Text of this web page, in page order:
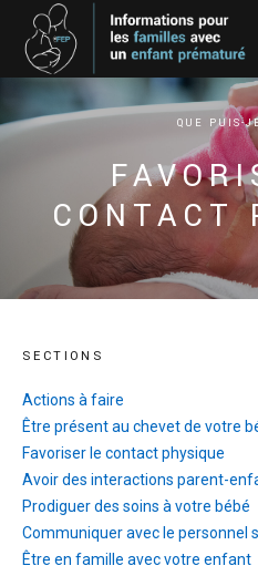
QUE PUIS-
CONTACT
SECTIONS
Actions à faire
Être présent au chevet de votre
Favoriser le contact physique
Avoir des interactions parent-
Prodiguer des soins à votre bébé
Communiquer avec le personnel
Être en famille avec votre enfant